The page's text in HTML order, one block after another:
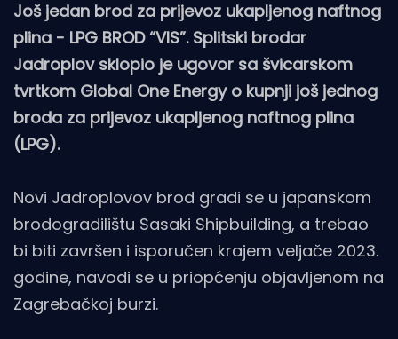
Još jedan brod za prijevoz ukapljenog naftnog
plina - LPG BROD “VIS”. Splitski brodar
Jadroplov sklopio je ugovor sa švicarskom
tvrtkom Global One Energy o kupnji još jednog
broda za prijevoz ukapljenog naftnog plina
(LPG).
Novi Jadroplovov brod gradi se u japanskom
brodogradilištu Sasaki Shipbuilding, a trebao
bi biti završen i isporučen krajem veljače 2023.
godine, navodi se u priopćenju objavljenom na
Zagrebačkoj burzi.